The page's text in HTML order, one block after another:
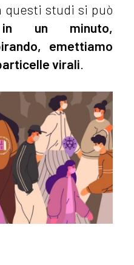
questi studi si può
in un minuto,
emettiamo
virali.